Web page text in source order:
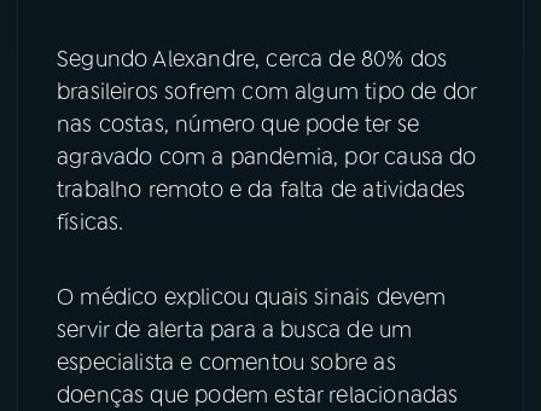
Segundo Alexandre, cerca de 80% dos
brasileiros sofrem com algum tipo de dor
nas costas, número que pode ter se
agravado com a pandemia, por causa do
trabalho remoto e da falta de atividades
físicas.
O médico explicou quais sinais devem
servir de alerta para a busca de um
especialista e comentou sobre as
doenças que podem estar relacionadas